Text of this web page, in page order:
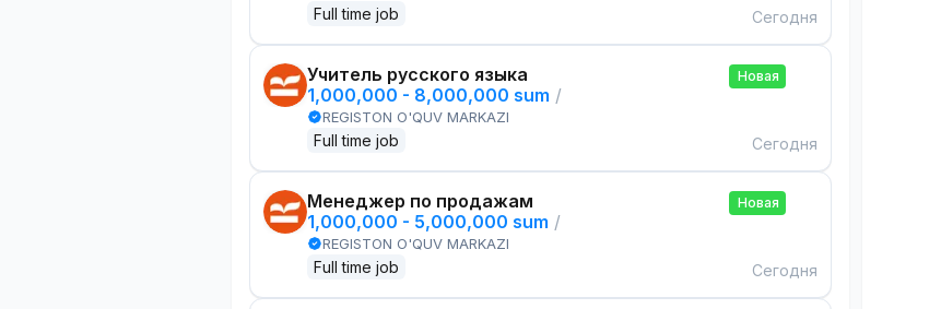
Full time job Сегодня
Учитель русского языка
1,000,000 - 8,000,000 sum /
REGISTON O'QUV MARKAZI
Full time job
Новая
Сегодня
Менеджер по продажам
1,000,000 - 5,000,000 sum /
REGISTON O'QUV MARKAZI
Full time job
Новая
Сегодня